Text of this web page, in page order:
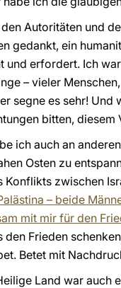
Autoritäten und
gedankt, ein
und erfordert. Ich
– vieler
segne es sehr! Und
bitten,
ich auch an
Osten zu
Konflikts zwischen
– beide
mit mir für den
den Frieden
Betet mit
Land war auch